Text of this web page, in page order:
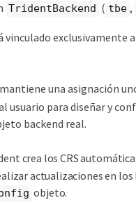
TridentBackend ( tbe ,
vinculado exclusivamente
mantiene una asignación
para diseñar y
backend real.
crea los CRS
actualizaciones en
objeto.